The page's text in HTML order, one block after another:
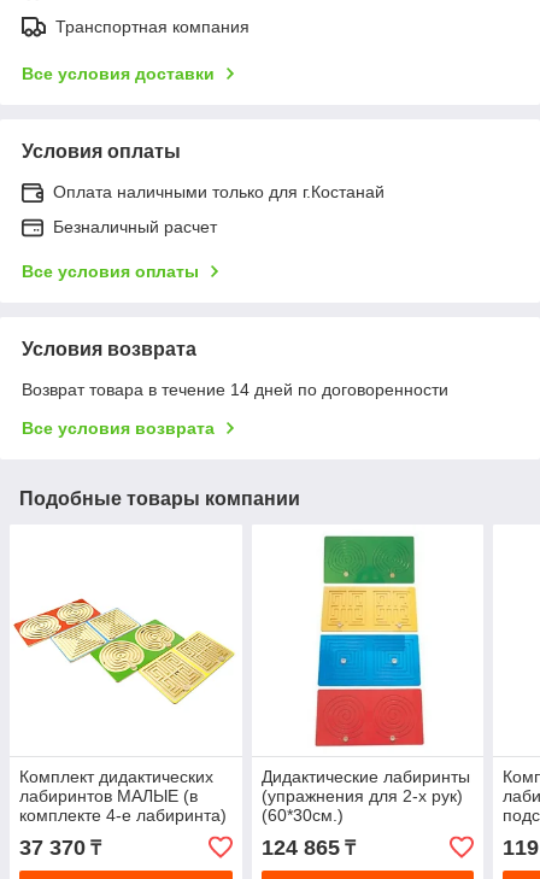
Транспортная компания
Все условия доставки
Условия оплаты
Оплата наличными только для г.Костанай
Безналичный расчет
Все условия оплаты
Условия возврата
Возврат товара в течение 14 дней по договоренности
Все условия возврата
Подобные товары компании
Комплект дидактических
лабиринтов МАЛЫЕ (в
комплекте 4-е лабиринта)
37 370 ₸
Дидактические лабиринты
(упражнения для 2-х рук)
(60*30см.)
124 865₸